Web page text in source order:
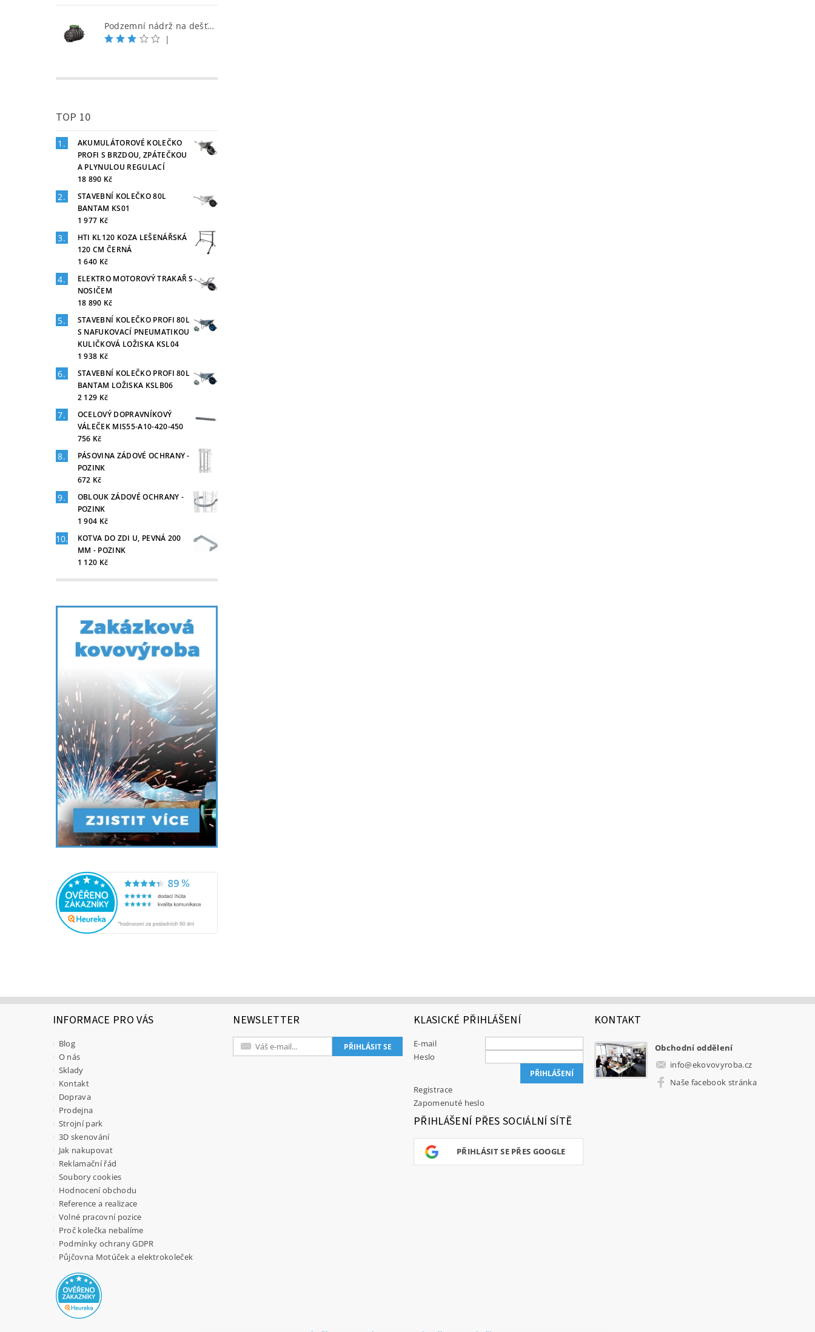
Podzemní nádrž na dešťovou vodu 1000 l
|
TOP 10
AKUMULÁTOROVÉ KOLEČKO
PROFI S BRZDOU, ZPÁTEČKOU
A PLYNULOU REGULACÍ
18 890 Kč
STAVEBNÍ KOLEČKO 80L
BANTAM KS01
1 977 Kč
HTI KL120 KOZA LEŠENÁŘSKÁ
120 CM ČERNÁ
1 640 Kč
ELEKTRO MOTOROVÝ TRAKAŘ S
NOSIČEM
18 890 Kč
STAVEBNÍ KOLEČKO PROFI 80L
S NAFUKOVACÍ PNEUMATIKOU
KULIČKOVÁ LOŽISKA KSL04
1 938 Kč
STAVEBNÍ KOLEČKO PROFI 80L
BANTAM LOŽISKA KSLB06
2 129 Kč
OCELOVÝ DOPRAVNÍKOVÝ
VÁLEČEK MIS55-A10-420-450
756 Kč
PÁSOVINA ZÁDOVÉ OCHRANY -
POZINK
672 Kč
OBLOUK ZÁDOVÉ OCHRANY -
POZINK
1 904 Kč
KOTVA DO ZDI U, PEVNÁ 200
MM - POZINK
1 120 Kč
INFORMACE PRO VÁS
Blog
O nás
Sklady
Kontakt
Doprava
Prodejna
Strojní park
3D skenování
Jak nakupovat
Reklamační řád
Soubory cookies
Hodnocení obchodu
Reference a realizace
Volné pracovní pozice
Proč kolečka nebalíme
Podmínky ochrany GDPR
Půjčovna Motúček a elektrokoleček
NEWSLETTER KLASICKÉ PŘIHLÁŠENÍ
E-mail
Heslo
Registrace
Zapomenuté heslo
PŘIHLÁŠENÍ PŘES SOCIÁLNÍ SÍTĚ
PŘIHLÁSIT SE PŘES GOOGLE
KONTAKT
Obchodní oddělení
info@ekovovyroba.cz
Naše facebook stránka